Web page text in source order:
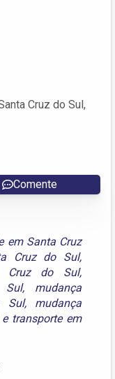
Cruz do Sul,
Comente
em Santa Cruz
Cruz do Sul,
Cruz do Sul,
Sul, mudança
Sul, mudança
transporte em